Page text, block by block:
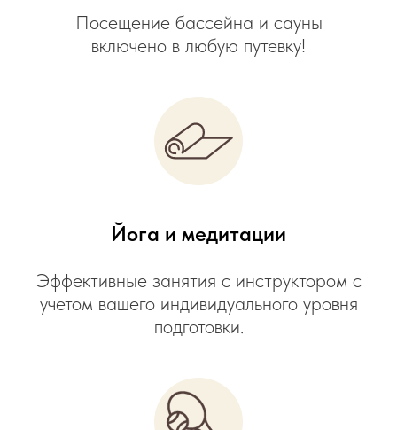
Посещение бассейна и сауны
включено в любую путевку!
Йога и медитации
Эффективные занятия с инструктором с
учетом вашего индивидуального уровня
подготовки.